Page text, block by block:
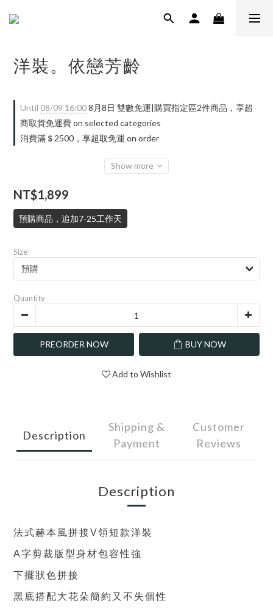
洋裝。依戀芳齡
Until 08/09 16:008月8日 雙數免運|購買指定區2件商品，享超
商取貨免運費 on selected categories
消費滿＄2500，享超取免運 on order
Show more
NT$1,899
預購商品，追加7-25工作天
Size
Quantity
PREORDER NOW BUY NOW
Add to Wishlist
Description
Shipping &
Payment
Customer
Reviews
Description
法式赫本風拼接V領短款洋裝
A字剪裁版型身材包容性強
下擺狀色拼接
黑底搭配大花朵簡約又不失個性